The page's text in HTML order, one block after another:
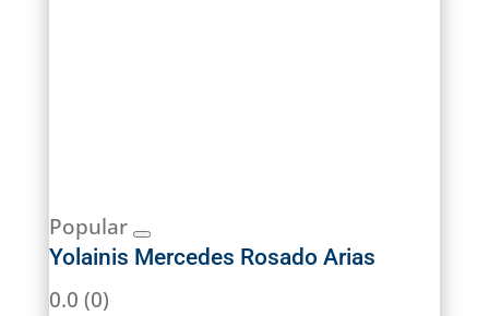
Popular
Yolainis Mercedes Rosado Arias
0.0 (0)